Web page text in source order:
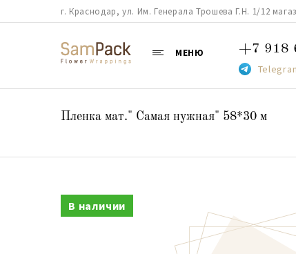
г. Краснодар, ул. Им. Генерала Трошева Г.Н. 1/12
МЕНЮ +7 918
Пленка мат." Самая нужная" 58*30 м
В наличии